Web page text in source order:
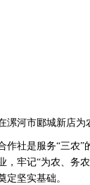
河市郾城新店为
社是服务“三农”
，牢记“为农、务
定坚实基础。